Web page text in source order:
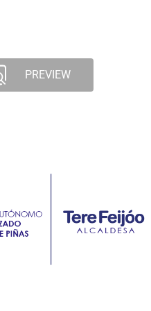
PREVIEW